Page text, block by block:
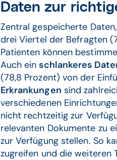
Daten zur
Zentral gespeicherte
drei Viertel der Befragten
Patienten können
Auch einschlankeres
(78,8 Prozent) von der
Erkrankungen sind
verschiedenen
nicht rechtzeitig zur
relevanten Dokumente zu
zur Verfügung stellen. So
zugreifen und die weiteren